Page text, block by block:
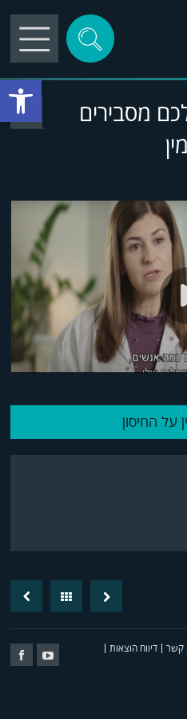
פתח
מסבירים
על החיסון
BackNext
קשר דיווח הוצאות
Follow
Us
Follow
Us